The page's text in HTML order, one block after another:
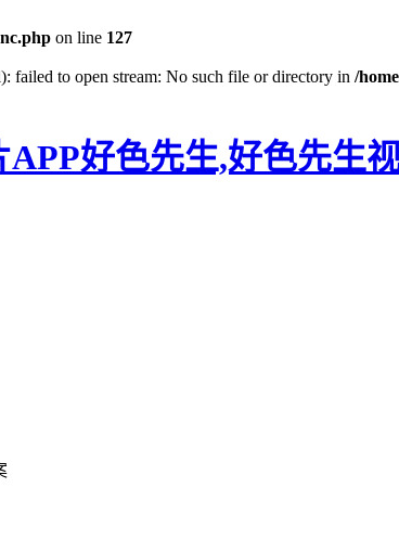
on line 127
failed to open stream: No such file or directory in /
好色先生,好色先生